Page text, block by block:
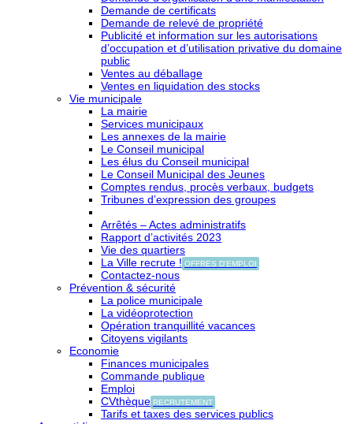
Demande de certificats
Demande de relevé de propriété
Publicité et information sur les autorisations
d’occupation et d’utilisation privative du domaine
public
Ventes au déballage
Ventes en liquidation des stocks
Vie municipale
La mairie
Services municipaux
Les annexes de la mairie
Le Conseil municipal
Les élus du Conseil municipal
Le Conseil Municipal des Jeunes
Comptes rendus, procès verbaux, budgets
Tribunes d’expression des groupes
Arrêtés – Actes administratifs
Rapport d’activités 2023
Vie des quartiers
La Ville recrute ! OFFRES D'EMPLOI
Contactez-nous
Prévention & sécurité
La police municipale
La vidéoprotection
Opération tranquillité vacances
Citoyens vigilants
Economie
Finances municipales
Commande publique
Emploi
CVthèque RECRUTEMENT
Tarifs et taxes des services publics